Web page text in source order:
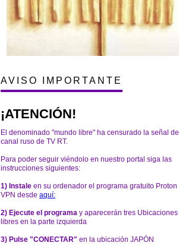
AVISO IMPORTANTE
¡ATENCIÓN!
El denominado "mundo libre" ha censurado la señal del
canal ruso de TV RT.
Para poder seguir viéndolo en nuestro portal siga las
instrucciones siguientes:
1) Instale en su ordenador el programa gratuito Proton
VPN desde aquí:
2) Ejecute el programa y aparecerán tres Ubicaciones
libres en la parte izquierda
3) Pulse "CONECTAR" en la ubicación JAPÓN